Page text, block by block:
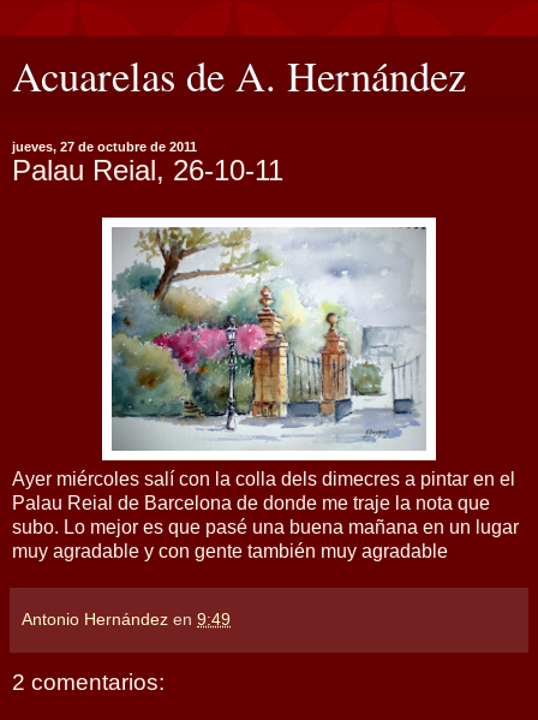
Acuarelas de A. Hernández
jueves, 27 de octubre de 2011
Palau Reial, 26-10-11
Ayer miércoles salí con la colla dels dimecres a pintar en el
Palau Reial de Barcelona de donde me traje la nota que
subo. Lo mejor es que pasé una buena mañana en un lugar
muy agradable y con gente también muy agradable
Antonio Hernández en 9:49
2 comentarios: